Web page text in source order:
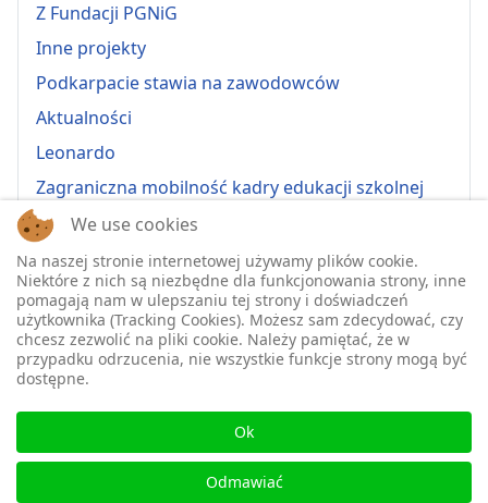
Z Fundacji PGNiG
Inne projekty
Podkarpacie stawia na zawodowców
Aktualności
Leonardo
Zagraniczna mobilność kadry edukacji szkolnej
Erasmus+ 2022-1-PL01-KA121-VET-000064815
Erasmus + 2022-1-PL01-KA121-SCH-000064635
Erasmus + 2023-1-PL01-KA121-SCH-000135484
Erasmus + 2023-1-PL01-KA121-VET-000139220
ERASMUS+ 2024-1-PL01-KA121-VET-000224230
Erasmus+ 2024-1-PL01-KA121-SCH-000218148
Erasmus+ 2025-1-PL01-KA121-SCH-000333157
2025-1-PL01-KA121-VET-000326447
We use cookies
Na naszej stronie internetowej używamy plików cookie.
Niektóre z nich są niezbędne dla funkcjonowania strony, inne
pomagają nam w ulepszaniu tej strony i doświadczeń
użytkownika (Tracking Cookies). Możesz sam zdecydować, czy
chcesz zezwolić na pliki cookie. Należy pamiętać, że w
przypadku odrzucenia, nie wszystkie funkcje strony mogą być
dostępne.
Ok
Odmawiać